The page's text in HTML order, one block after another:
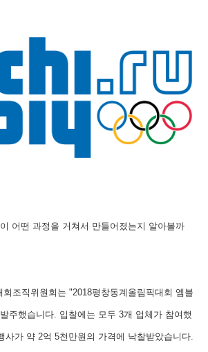
어떤 과정을 거쳐서 만들어졌는지 알아볼까
회조직위원회는 "2018평창동계올림픽대회 엠블
주했습니다. 입찰에는 모두 3개 업체가 참여했
사가 약 2억 5천만원의 가격에 낙찰받았습니다.